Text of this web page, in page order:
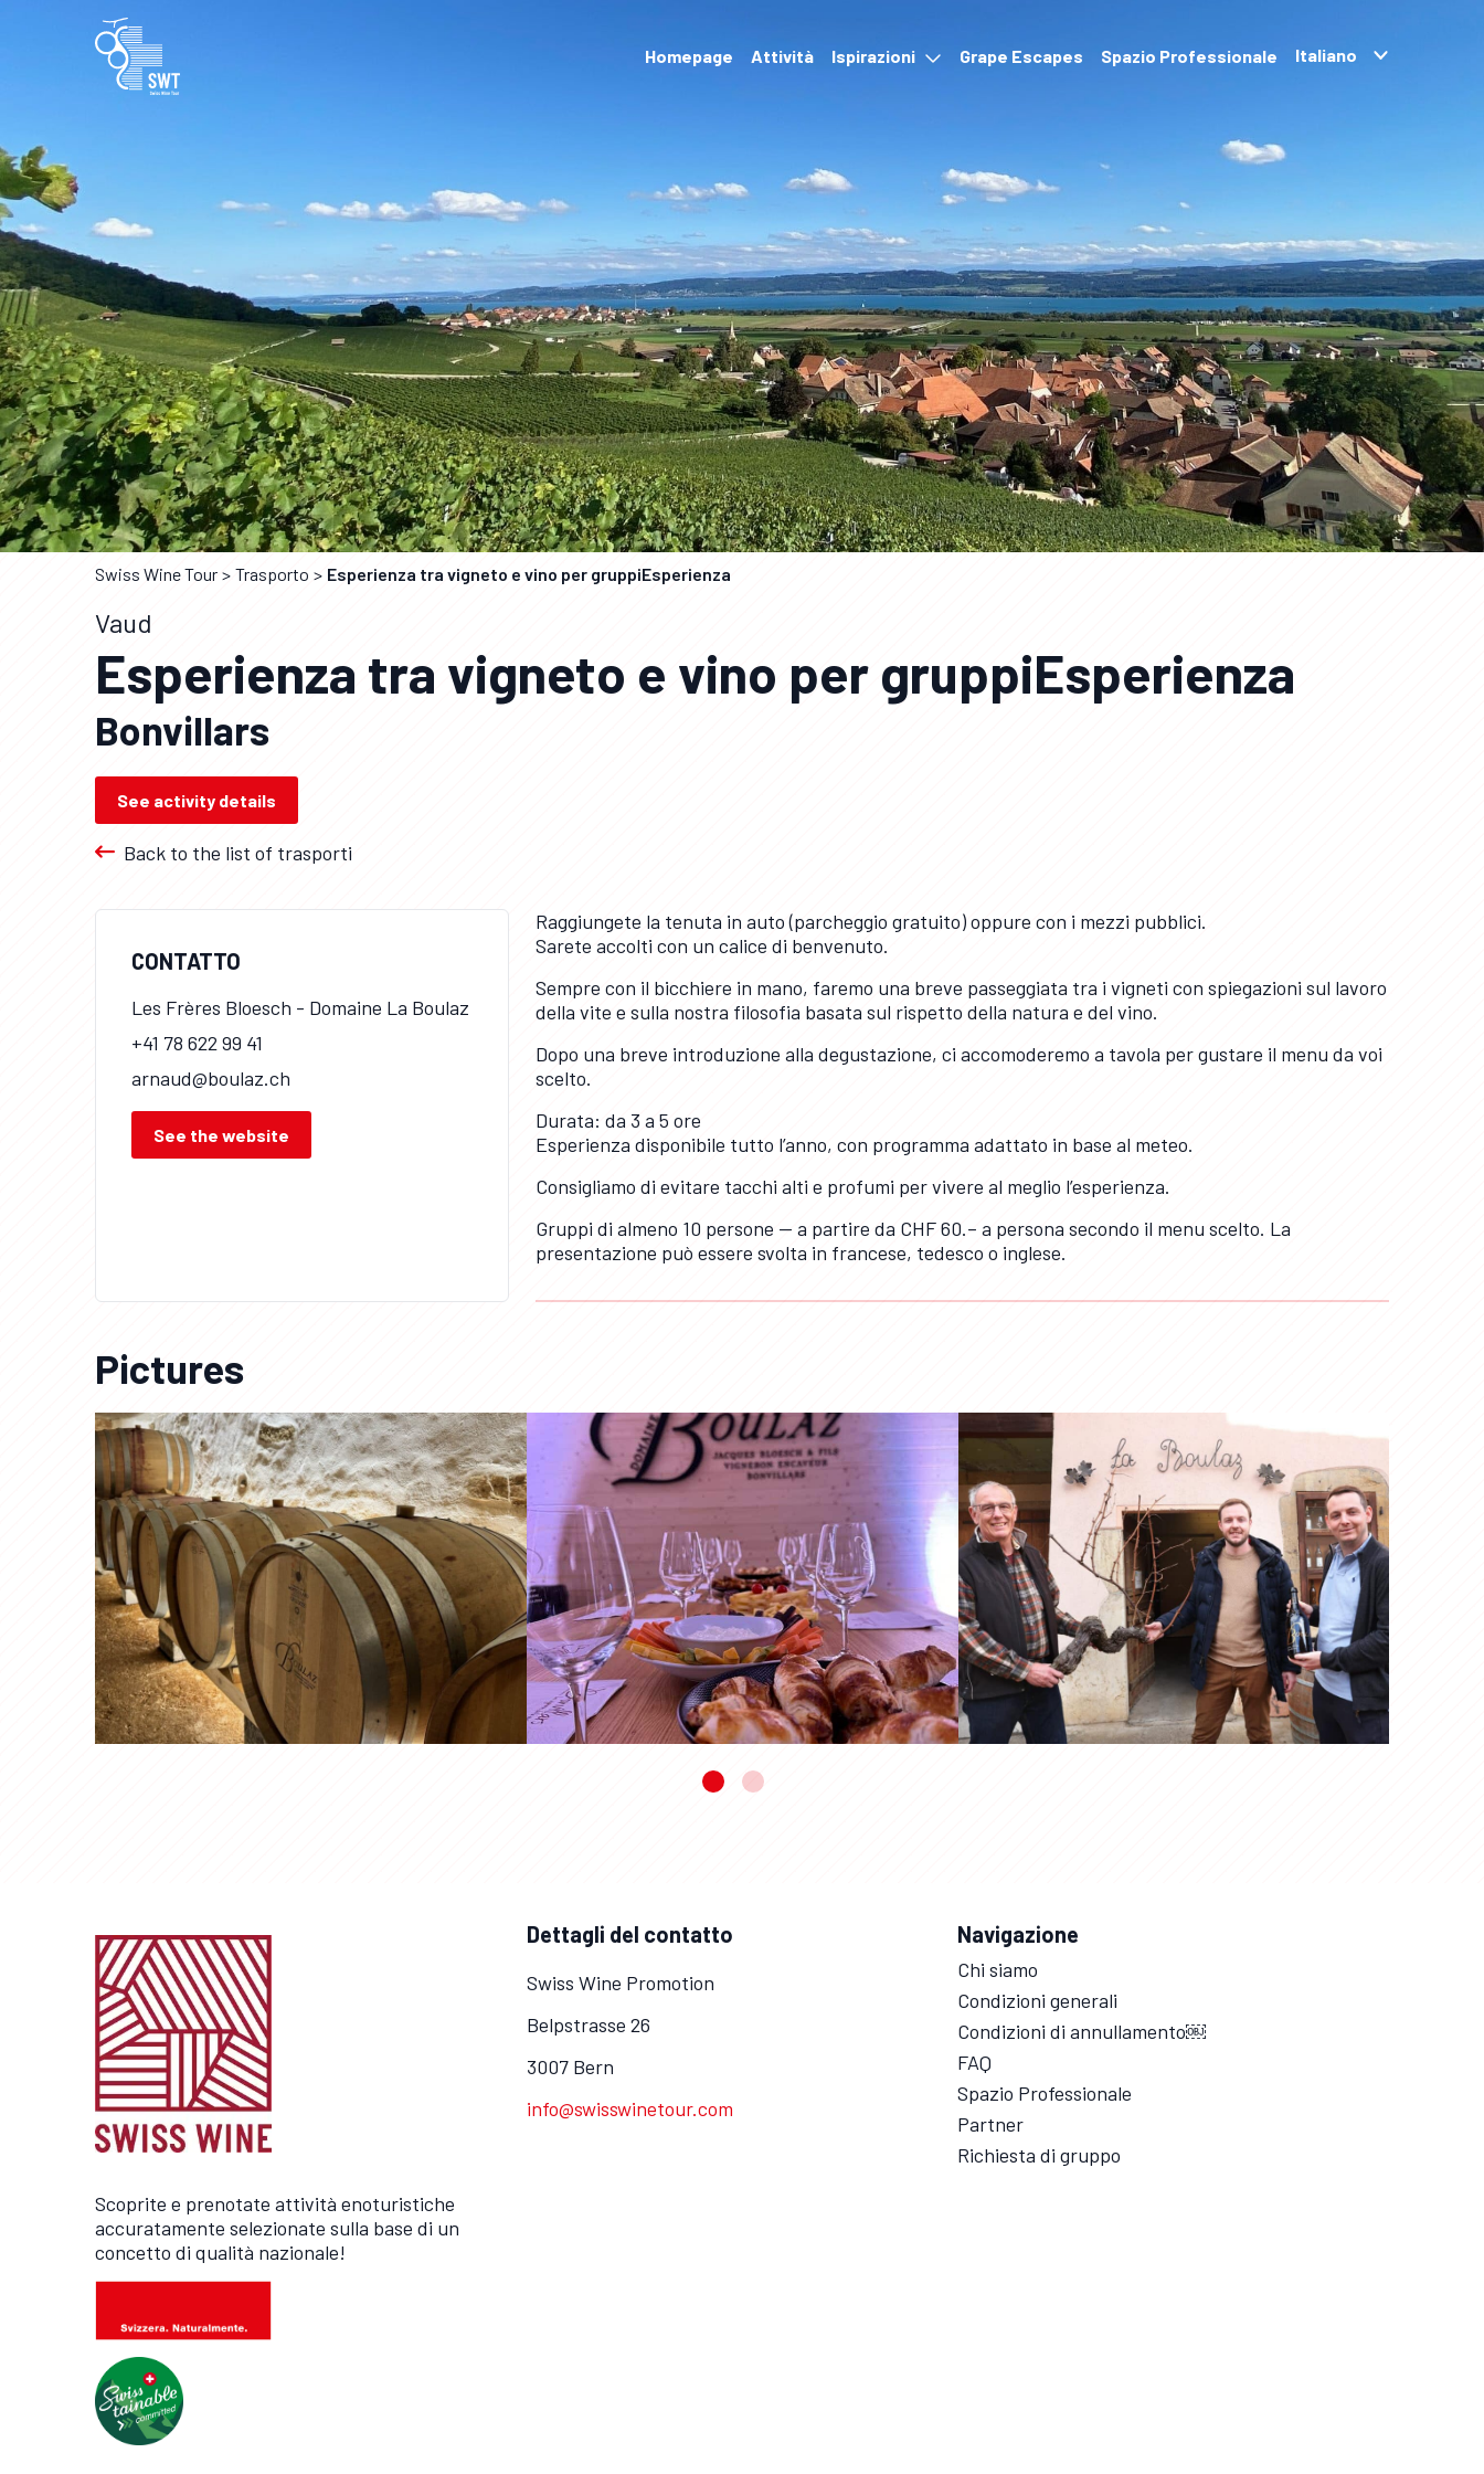
Homepage Attività Ispirazioni
Alloggio & Ristoranti
Escursioni e trasporti
Grape Escapes Spazio Professionale
Swiss Wine Tour Trasporto Esperienza tra vigneto e vino per gruppiEsperienza
Vaud
Esperienza tra vigneto e vino per gruppiEsperienza
Bonvillars
See activity details
Back to the list of trasporti
CONTATTO
Les Frères Bloesch - Domaine La Boulaz
+41 78 622 99 41
arnaud@boulaz.ch
See the website
Raggiungete la tenuta in auto (parcheggio gratuito) oppure con i mezzi pubblici.
Sarete accolti con un calice di benvenuto.
Sempre con il bicchiere in mano, faremo una breve passeggiata tra i vigneti con spiegazioni sul lavoro
della vite e sulla nostra filosofia basata sul rispetto della natura e del vino.
Dopo una breve introduzione alla degustazione, ci accomoderemo a tavola per gustare il menu da voi
scelto.
Durata: da 3 a 5 ore
Esperienza disponibile tutto l’anno, con programma adattato in base al meteo.
Consigliamo di evitare tacchi alti e profumi per vivere al meglio l’esperienza.
Gruppi di almeno 10 persone — a partire da CHF 60.– a persona secondo il menu scelto. La
presentazione può essere svolta in francese, tedesco o inglese.
Pictures
Scoprite e prenotate attività enoturistiche
accuratamente selezionate sulla base di un
concetto di qualità nazionale!
Dettagli del contatto
Swiss Wine Promotion
Belpstrasse 26
3007 Bern
info@swisswinetour.com
Navigazione
Chi siamo
Condizioni generali
Condizioni di annullamento￼
FAQ
Spazio Professionale
Partner
Richiesta di gruppo